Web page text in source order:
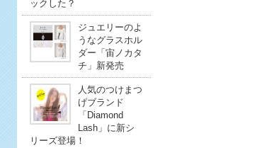
ックした？
ジュエリーのよ
うなグラスホル
ダー「宙ノカタ
チ」新発売
人気のつけまつ
げブランド
「Diamond
Lash」に新シ
リーズ登場！